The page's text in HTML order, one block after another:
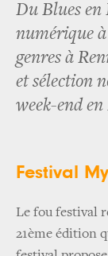
Du Blues en
numérique
genres à
et sélection
week-end en
Festival
Le fou festival
21ème édition